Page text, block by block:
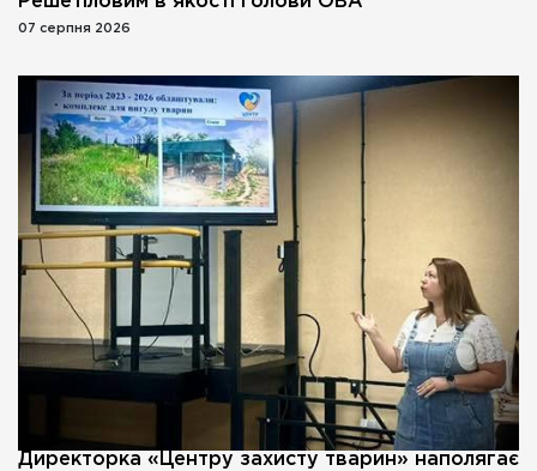
07 серпня 2026
Директорка «Центру захисту тварин» наполягає